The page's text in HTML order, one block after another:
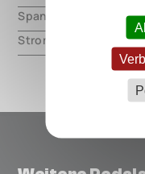
Spannung
Strom